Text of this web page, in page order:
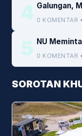
4 Galungan,
0 KOMENTAR
5 NU
0 KOMENTAR
SOROTAN